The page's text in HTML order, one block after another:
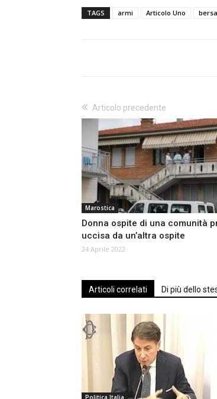
TAGS armi Articolo Uno
Articolo precedente
Marostica
Donna ospite di una comunità
uccisa da un’altra ospite
24 Aprile 2022
Articoli correlati Di più dello